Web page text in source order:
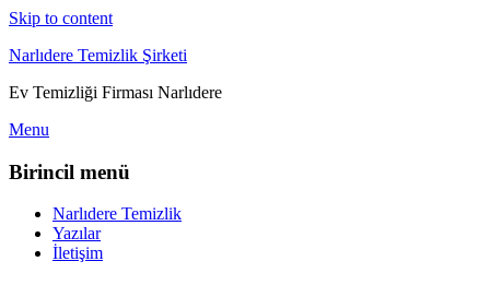
Skip to content
Narlıdere Temizlik Şirketi
Ev Temizliği Firması Narlıdere
Menu
Birincil menü
Narlıdere Temizlik
Yazılar
İletişim